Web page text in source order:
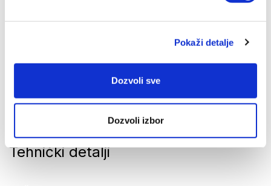
Pokaži detalje
Dozvoli sve
Dozvoli izbor
Kontrola na dodir: LCD ekran i Tare funkcija za
mleko (ml)
Optimizacija rada: Automatsko nuliranje i Auto-
Off funkcija
otvorom za kačenje
Tehnički detalji